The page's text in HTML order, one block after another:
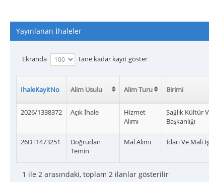
Yayınlanan İhaleler
Ekranda tane kadar kayıt göster
IhaleKayitNo Alim Usulu Alim Turu Birimi
2026/1338372 Açık İhale
Hizmet
Alımı
Sağlık Kültür
Başkanlığı
26DT1473251
Doğrudan
Temin
Mal Alımı İdari Ve Mali
1 ile 2 arasındaki, toplam 2 ilanlar gösterilir